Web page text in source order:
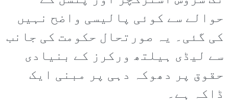
حوالے سے کوئی پالیسی واضح نہیں
کی گئی۔ یہ صورتحال حکومت کی جانب
سے لیڈی ہیلتھ ورکرز کے بنیادی
حقوق پر دھوکہ دہی پر مبنی ایک
ڈاکہ ہے۔